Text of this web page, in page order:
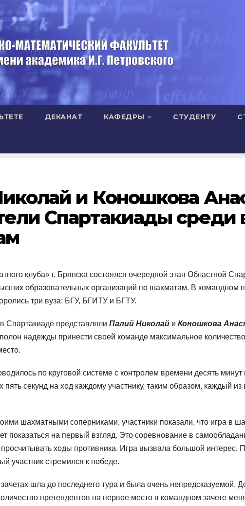
ДЕКАНАТ КАФЕДРЫ СТУДЕНТУ
и Коношкова
Спартакиады среди
клуба» г. Брянска состоялся очередной этап Областной
образовательных организаций по шахматам. В командном
три вуза: БГУ, БГИТУ и БГТУ.
Спартакиаде представляли Палий Николай и Коношкова
надежды принести своей команде максимальное
по круговой системе с контролем времени десять
пять секунд на ход каждому участнику, таким образом, каждый из
шахматными соперниками, участники показали, что игра в
показаться на первый взгляд. Это соревнование в
ходы противника. Игра вызвала большой интерес.
участник стремился к победе.
шла до последнего тура и была очень непредсказуемой.
претендентов на первое место в командном зачете